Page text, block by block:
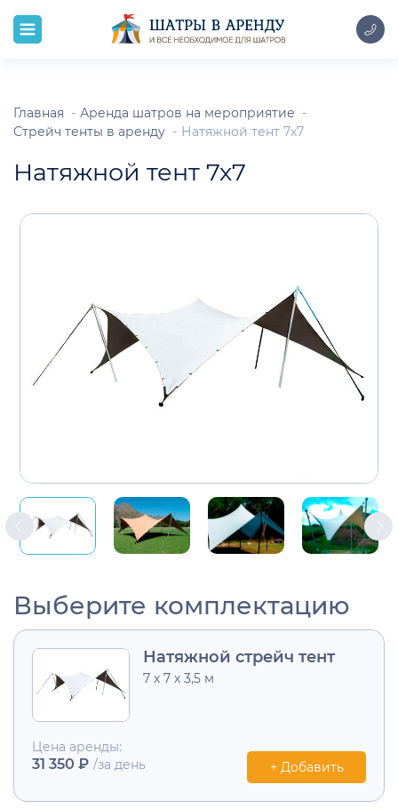
Главная
Аренда шатров на мероприятие
Стрейч тенты в аренду
Натяжной тент 7х7
Натяжной тент 7х7
Выберите комплектацию
Натяжной стрейч тент
7 х 7 х 3,5 м
Цена аренды:
31 350 ₽ /за день + Добавить